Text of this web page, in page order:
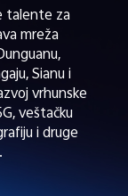
talente za
mreža
Sianu i
vrhunske
veštačku
i druge